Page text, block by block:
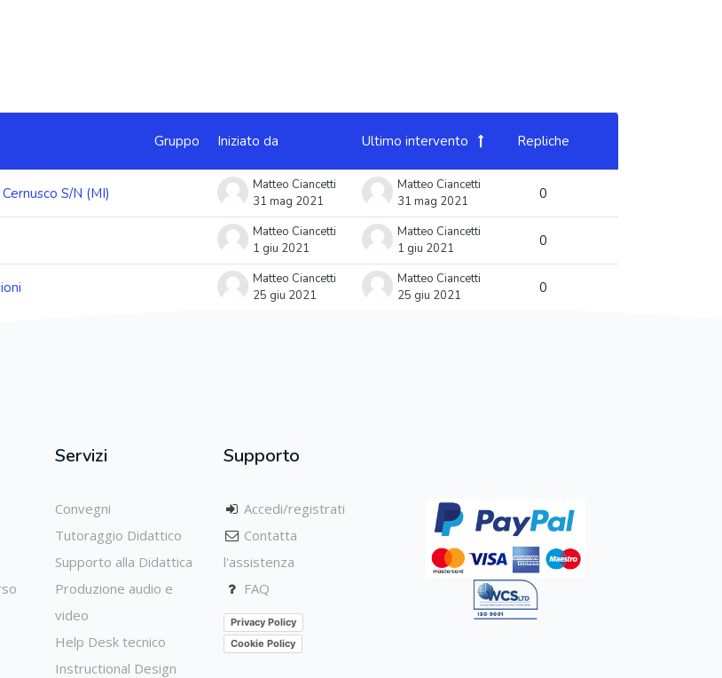
Gruppo Iniziato da Ultimo intervento
Repliche
S/N (MI)
Matteo Ciancetti
31 mag 2021
Matteo Ciancetti
31 mag 2021
0
Matteo Ciancetti
1 giu 2021
Matteo Ciancetti
1 giu 2021
0
Matteo Ciancetti
25 giu 2021
Matteo Ciancetti
25 giu 2021
0
Servizi
Convegni
Tutoraggio Didattico
Supporto alla Didattica
Produzione audio e
video
Help Desk tecnico
Instructional Design
Supporto
Accedi/registrati
Contatta
l'assistenza
FAQ
Privacy Policy
Cookie Policy